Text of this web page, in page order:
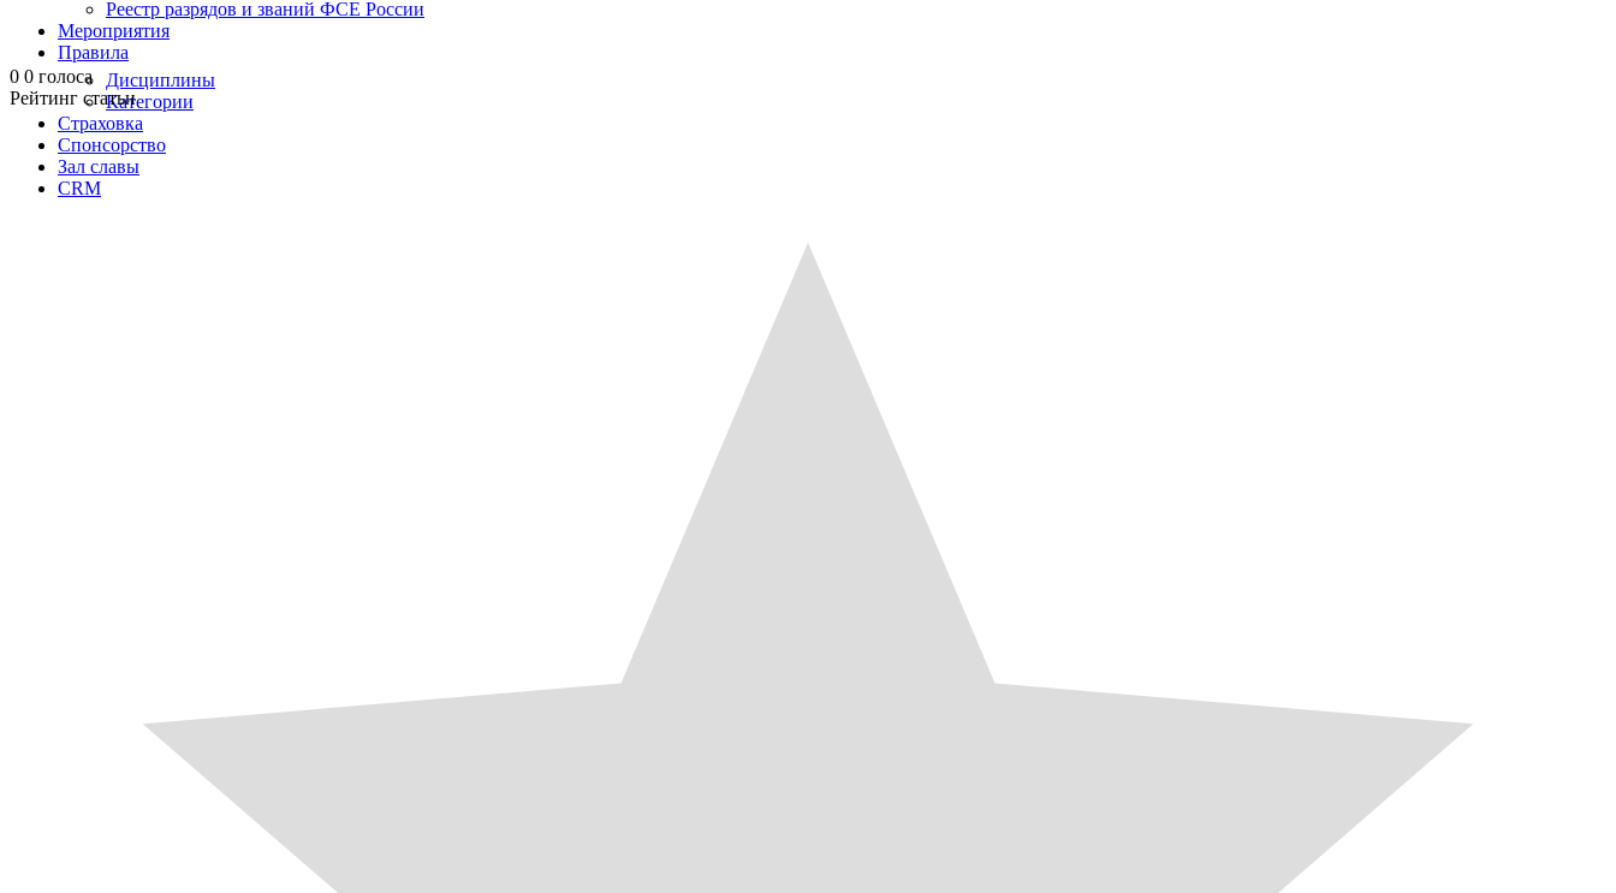
Реестр разрядов и званий ФСЕ России
Мероприятия
Правила
Дисциплины
Категории
Страховка
Спонсорство
Зал славы
CRM
On 07.02.2023
0 комментарии
0 0 голоса
Рейтинг статьи